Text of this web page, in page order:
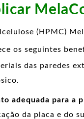
(HPMC)
os seguintes
das paredes
adequada para a
da placa e do